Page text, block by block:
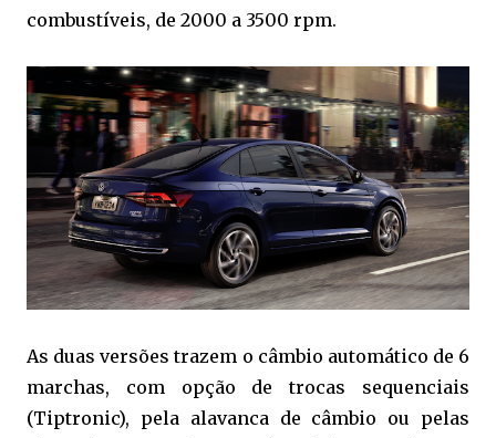
combustíveis, de 2000 a 3500 rpm.
As duas versões trazem o câmbio automático de 6
marchas, com opção de trocas sequenciais
(Tiptronic), pela alavanca de câmbio ou pelas